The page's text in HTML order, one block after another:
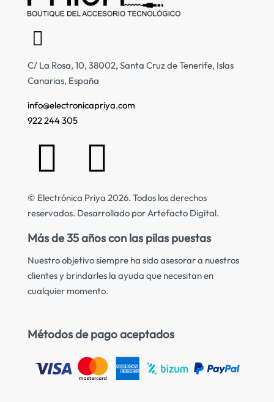
C/ La Rosa, 10, 38002, Santa Cruz de Tenerife, Islas
Canarias, España
info@electronicapriya.com
922 244 305
© Electrónica Priya 2026. Todos los derechos
reservados. Desarrollado por Artefacto Digital.
Más de 35 años con las pilas puestas
Nuestro objetivo siempre ha sido asesorar a nuestros
clientes y brindarles la ayuda que necesitan en
cualquier momento.
Métodos de pago aceptados